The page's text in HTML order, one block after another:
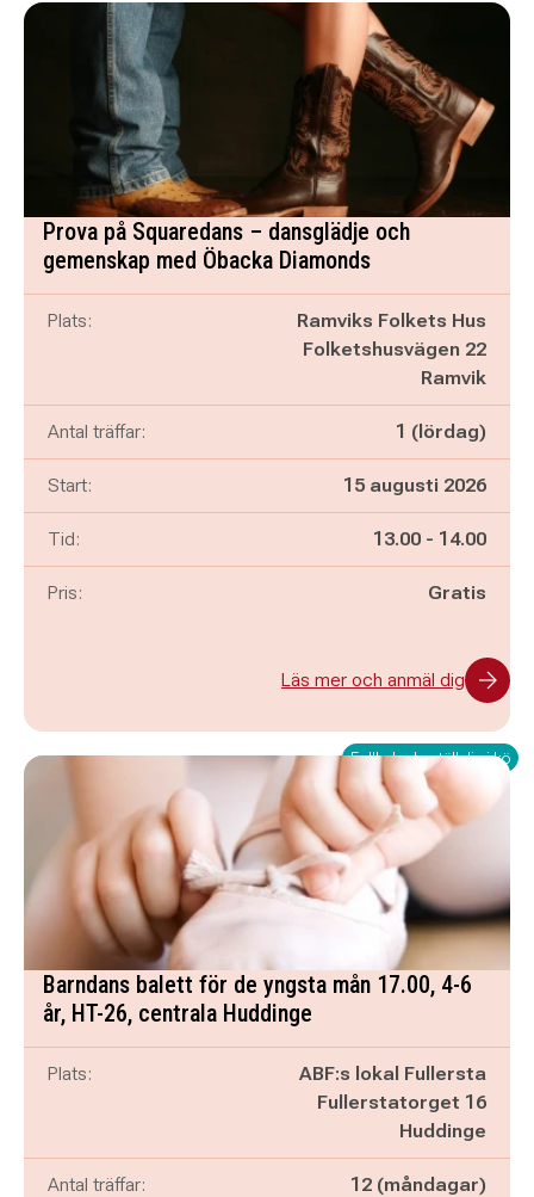
Prova på Squaredans – dansglädje och
gemenskap med Öbacka Diamonds
Plats:
Ramviks Folkets Hus
Folketshusvägen 22
Ramvik
Antal träffar: 1 (lördag)
Start: 15 augusti 2026
Tid: Pågår mellan
13.00 - och
14.00
Pris: Gratis
Läs mer och anmäl dig
Fullbokad - ställ dig i kö
Barndans balett för de yngsta mån 17.00, 4-6
år, HT-26, centrala Huddinge
Plats:
ABF:s lokal Fullersta
Fullerstatorget 16
Huddinge
Antal träffar: 12 (måndagar)